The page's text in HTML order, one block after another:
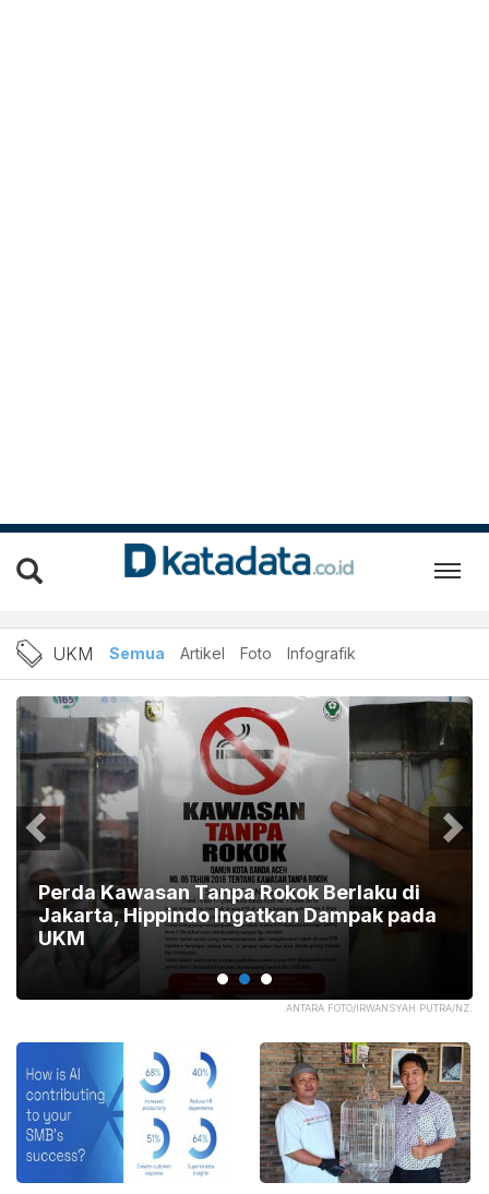
UKM: Berita Usaha Kecil
UKM Semua Artikel Foto Infografik
ANTARA FOTO/IRWANSYAH PUTRA/NZ.
Perda Kawasan Tanpa Rokok Berlaku di
Jakarta, Hippindo Ingatkan Dampak pada
UKM